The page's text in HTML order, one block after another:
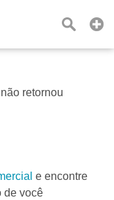
não retornou
e encontre
de você